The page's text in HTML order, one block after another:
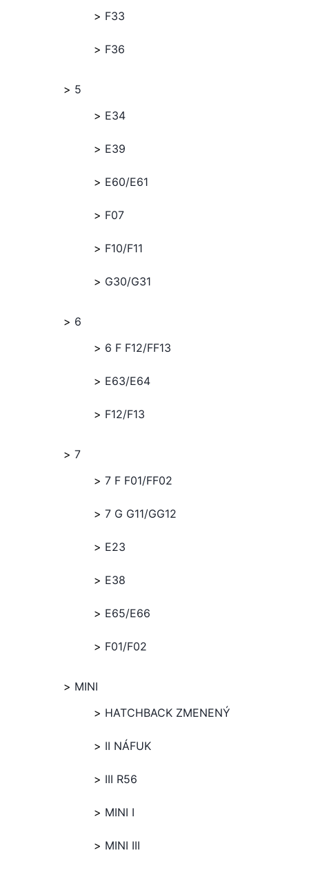
F33
F36
5
E34
E39
E60/E61
F07
F10/F11
G30/G31
6
6 F F12/FF13
E63/E64
F12/F13
7
7 F F01/FF02
7 G G11/GG12
E23
E38
E65/E66
F01/F02
MINI
HATCHBACK ZMENENÝ
II NÁFUK
III R56
MINI I
MINI III